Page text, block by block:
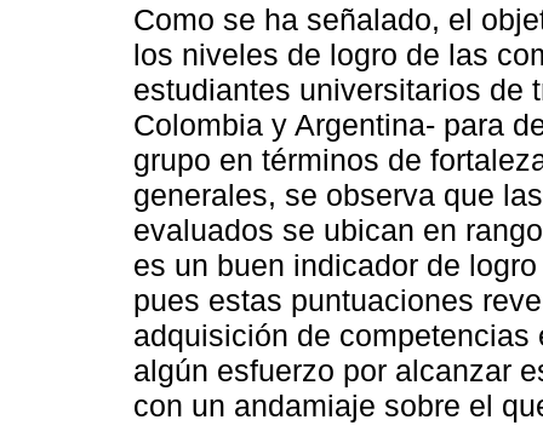
Como se ha señalado, el
los niveles de logro de las
estudiantes universitarios de
Colombia y Argentina- para
grupo en términos de
generales, se observa que
evaluados se ubican en
es un buen indicador de
pues estas puntuaciones
adquisición de
algún esfuerzo por alcanzar
con un andamiaje sobre el